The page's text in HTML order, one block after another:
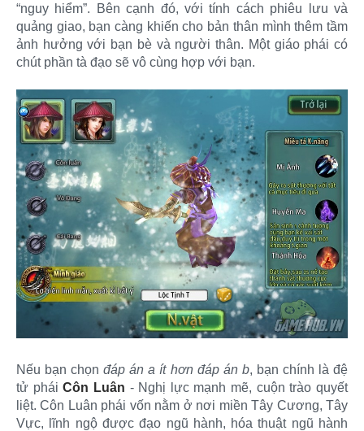
“nguy hiểm”. Bên cạnh đó, với tính cách phiêu lưu và
quảng giao, bạn càng khiến cho bản thân mình thêm tầm
ảnh hưởng với bạn bè và người thân. Một giáo phái có
chút phần tà đạo sẽ vô cùng hợp với bạn.
Nếu bạn chọnđáp án a ít hơn đáp án b, bạn chính là đệ
tử pháiCôn Luân - Nghị lực mạnh mẽ, cuộn trào quyết
liệt. Côn Luân phái vốn nằm ở nơi miền Tây Cương, Tây
Vực, lĩnh ngộ được đạo ngũ hành, hóa thuật ngũ hành